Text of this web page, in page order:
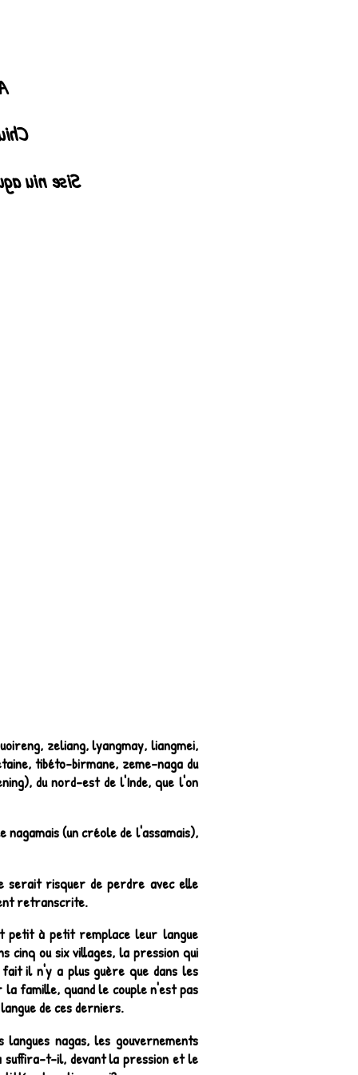
ye".
zeliang, lyangmay, liangmei,
tibéto-birmane, zeme-naga du
du nord-est de l'Inde, que l'on
nagamais (un créole de l'assamais),
serait risquer de perdre avec elle
retranscrite.
petit à petit remplace leur langue
cinq ou six villages, la pression qui
il n'y a plus guère que dans les
famille, quand le couple n'est pas
de ces derniers.
nagas, les gouvernements
suffira-t-il, devant la pression et le